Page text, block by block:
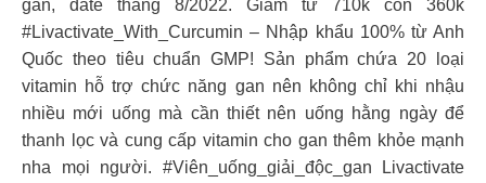
gan, date tháng 8/2022. Giảm từ 710k còn 360k
#Livactivate_With_Curcumin – Nhập khẩu 100% từ Anh
Quốc theo tiêu chuẩn GMP! Sản phẩm chứa 20 loại
vitamin hỗ trợ chức năng gan nên không chỉ khi nhậu
nhiều mới uống mà cần thiết nên uống hằng ngày để
thanh lọc và cung cấp vitamin cho gan thêm khỏe mạnh
nha mọi người. #Viên_uống_giải_độc_gan Livactivate